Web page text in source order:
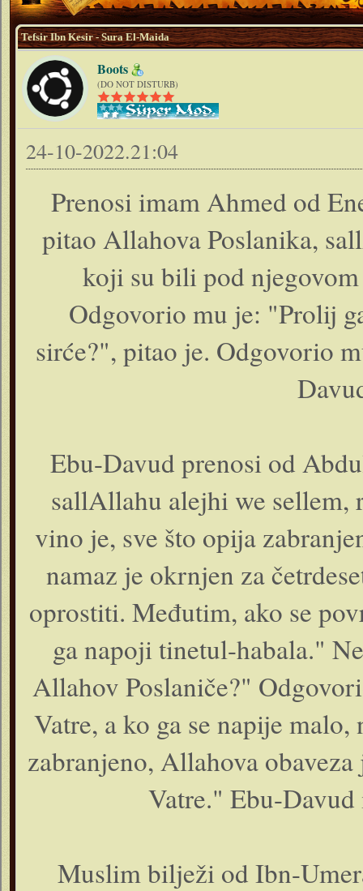
Tefsir Ibn Kesir - Sura El-Maida
Boots
(DO NOT DISTURB)
24-10-2022.21:04
Prenosi imam Ahmed od
pitao Allahova Poslanika,
koji su bili pod
Odgovorio mu je: "Prolij
sirće?", pitao je. Odgovorio
Ebu-Davud prenosi od
sallAllahu alejhi we sellem,
vino je, sve što opija
namaz je okrnjen za
oprostiti. Međutim, ako se
ga napoji tinetul-habala."
Allahov Poslaniče?"
Vatre, a ko ga se napije
zabranjeno, Allahova
Vatre." Ebu-
Muslim bilježi od Ibn-